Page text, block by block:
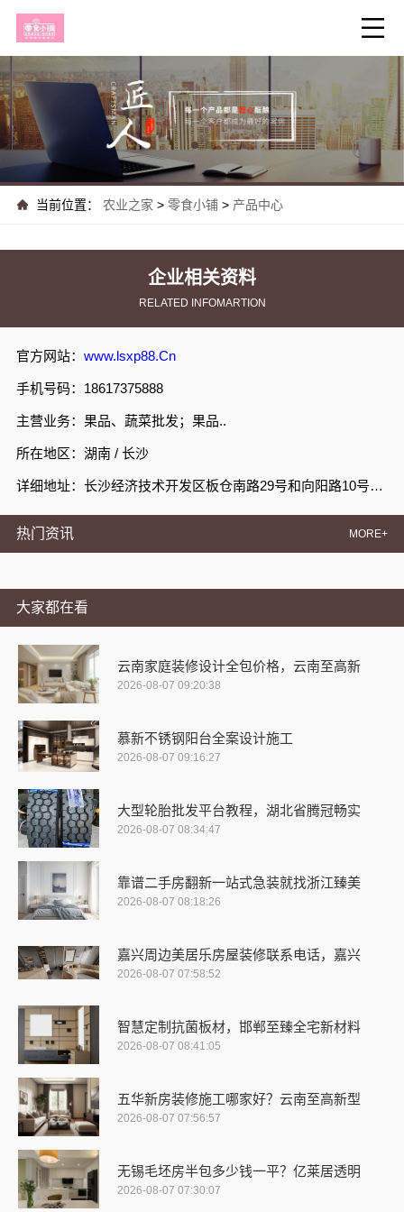
企业相关资料
RELATED INFOMARTION
官方网站： www.lsxp88.Cn
手机号码：18617375888
主营业务：果品、蔬菜批发；果品..
所在地区：湖南 / 长沙
详细地址：长沙经济技术开发区板仓南路29号和向阳路10号新长海中心10号3—C栋802
热门资讯 MORE+
大家都在看
云南家庭装修设计全包价格，云南至高新
2026-08-07 09:20:38
慕新不锈钢阳台全案设计施工
2026-08-07 09:16:27
大型轮胎批发平台教程，湖北省腾冠畅实
2026-08-07 08:34:47
靠谱二手房翻新一站式急装就找浙江臻美
2026-08-07 08:18:26
嘉兴周边美居乐房屋装修联系电话，嘉兴
2026-08-07 07:58:52
智慧定制抗菌板材，邯郸至臻全宅新材料
2026-08-07 08:41:05
五华新房装修施工哪家好？云南至高新型
2026-08-07 07:56:57
无锡毛坯房半包多少钱一平？亿莱居透明
2026-08-07 07:30:07
当前位置： 农业之家> 零食小铺 > 产品中心